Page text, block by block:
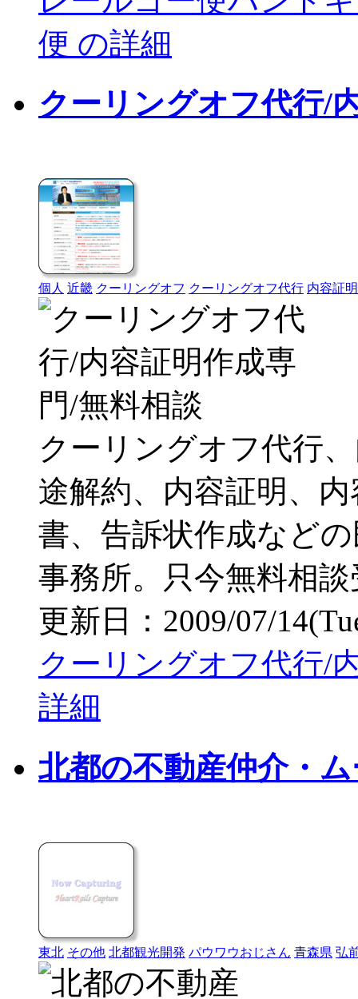
便 の詳細
クーリングオフ代行/
個人 近畿 クーリングオフ クーリングオフ代行 内容証明
クーリングオフ代行
途解約、内容証明、
書、告訴状作成など
事務所。只今無料相
更新日：2009/07/
クーリングオフ代行/
詳細
北都の不動産仲介・
東北 その他 北都観光開発 パウワウおじさん 青森県 弘